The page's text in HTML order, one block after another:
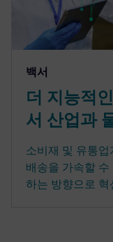
백서
더 지능적
서 산업과
소비재 및 유통
배송을 가속할
하는 방향으로